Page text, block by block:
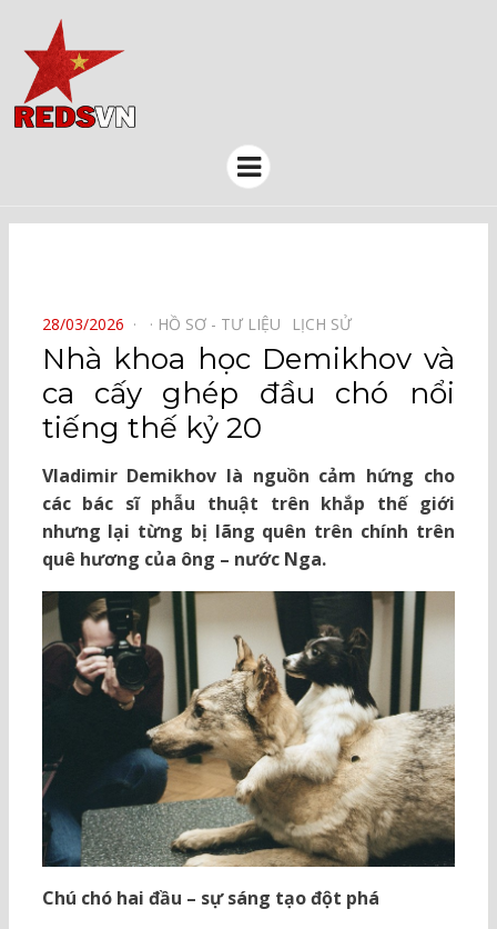
Menu
POSTED
ON
28/03/2026 HỒ SƠ - TƯ LIỆU⠀ LỊCH SỬ⠀
Nhà khoa học Demikhov và
ca cấy ghép đầu chó nổi
tiếng thế kỷ 20
Vladimir Demikhov là nguồn cảm hứng cho
các bác sĩ phẫu thuật trên khắp thế giới
nhưng lại từng bị lãng quên trên chính trên
quê hương của ông – nước Nga.
Chú chó hai đầu – sự sáng tạo đột phá